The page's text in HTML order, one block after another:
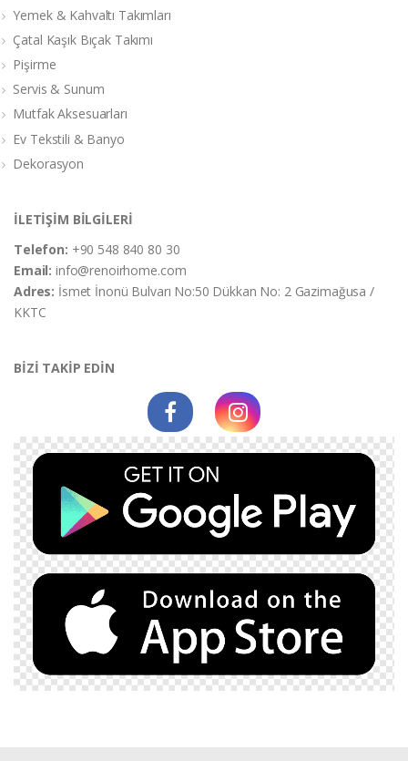
Yemek & Kahvaltı Takımları
Çatal Kaşık Bıçak Takımı
Pişirme
Servis & Sunum
Mutfak Aksesuarları
Ev Tekstili & Banyo
Dekorasyon
İLETİŞİM BİLGİLERİ
Telefon: +90 548 840 80 30
Email:info@renoirhome.com
Adres: İsmet İnonü Bulvarı No:50 Dükkan No: 2 Gazimağusa /
KKTC
BİZİ TAKİP EDİN